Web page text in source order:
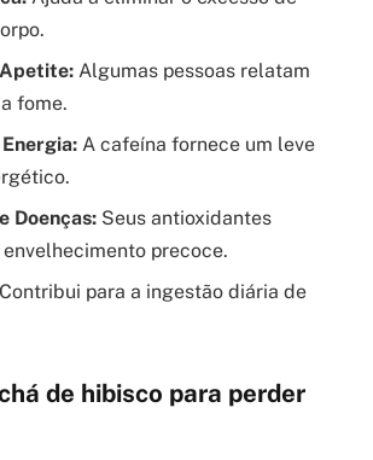
Algumas pessoas relatam
fome.
A cafeína fornece um leve
Doenças: Seus antioxidantes
precoce.
Contribui para a ingestão diária de
de hibisco para perder